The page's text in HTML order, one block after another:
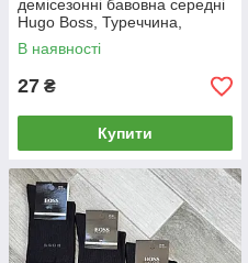
демісезонні бавовна середні
Hugo Boss, Туреччина,
розмір 25-27 (39-42), чорні,
05618
В наявності
27 ₴
Купити